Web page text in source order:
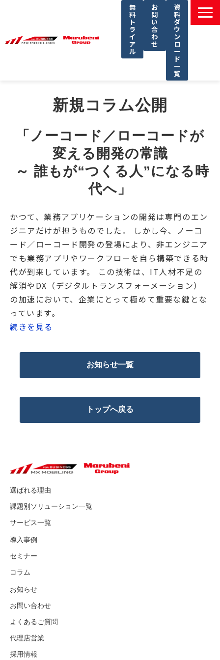
無
料
ト
ラ
イ
ア
ル
お
問
い
合
わ
せ
資
料
ダ
ウ
ン
ロ
ー
ド
一
覧
課題別ソリューション一覧
導入事例
セミナー
コラム
よくあるご質問
新規コラム公開
「ノーコード／ローコードが
変える開発の常識
代へ」
かつて、業務アプリケーションの開発は専門のエン
ジニアだけが担うものでした。 しかし今、ノーコ
ード／ローコード開発の登場により、非エンジニア
でも業務アプリやワークフローを自ら構築できる時
代が到来しています。 この技術は、IT人材不足の
解消やDX（デジタルトランスフォーメーション）
の加速において、企業にとって極めて重要な鍵とな
っています。
続きを見る
お知らせ一覧
トップへ戻る
選ばれる理由
課題別ソリューション一覧
サービス一覧
導入事例
セミナー
コラム
お知らせ
お問い合わせ
よくあるご質問
代理店営業
採用情報